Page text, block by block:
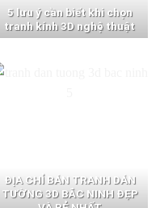
5 lưu ý cần biết khi chọn
tranh kính 3D nghệ thuật
ĐỊA CHỈ BÁN TRANH DÁN
TƯỜNG 3D BẮC NINH ĐẸP